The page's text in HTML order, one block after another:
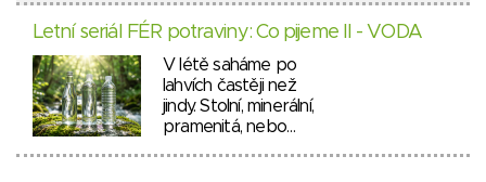
Letní seriál FÉR potraviny: Co pijeme II - VODA
V létě saháme po
lahvích častěji než
jindy. Stolní, minerální,
pramenitá, nebo…